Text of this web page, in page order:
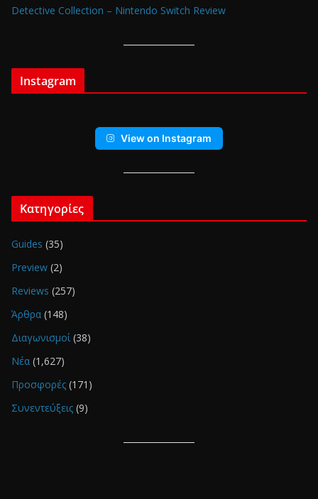
Detective Collection – Nintendo Switch Review
Instagram
View on Instagram
Κατηγορίες
Guides (35)
Preview (2)
Reviews (257)
Άρθρα (148)
Διαγωνισμοί(38)
Νέα (1,627)
Προσφορές (171)
Συνεντεύξεις (9)